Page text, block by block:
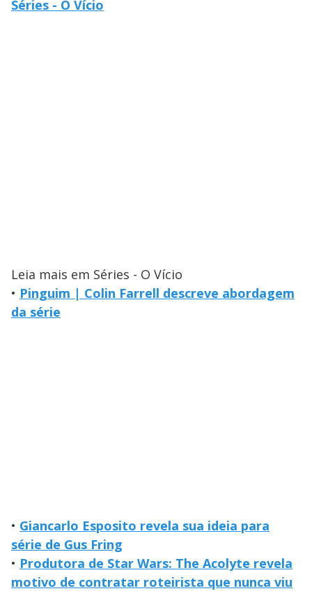
Séries - O Vício
Leia mais em Séries - O Vício
• Pinguim | Colin Farrell descreve abordagem
da série
• Giancarlo Esposito revela sua ideia para
série de Gus Fring
• Produtora de Star Wars: The Acolyte revela
motivo de contratar roteirista que nunca viu